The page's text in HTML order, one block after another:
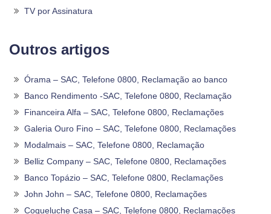
TV por Assinatura
Outros artigos
Órama – SAC, Telefone 0800, Reclamação ao banco
Banco Rendimento -SAC, Telefone 0800, Reclamação
Financeira Alfa – SAC, Telefone 0800, Reclamações
Galeria Ouro Fino – SAC, Telefone 0800, Reclamações
Modalmais – SAC, Telefone 0800, Reclamação
Belliz Company – SAC, Telefone 0800, Reclamações
Banco Topázio – SAC, Telefone 0800, Reclamações
John John – SAC, Telefone 0800, Reclamações
Coqueluche Casa – SAC, Telefone 0800, Reclamações